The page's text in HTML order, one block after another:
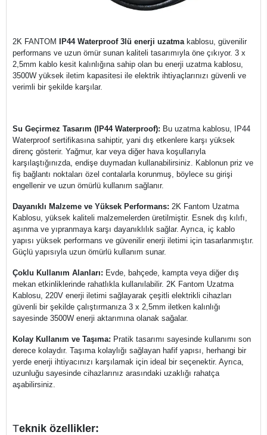
2K FANTOM IP44 Waterproof 3lü enerji uzatmakablosu, güvenilir
performans ve uzun ömür sunan kaliteli tasarımıyla öne çıkıyor. 3 x
2,5mm kablo kesit kalınlığına sahip olan bu enerji uzatma kablosu,
3500W yüksek iletim kapasitesi ile elektrik ihtiyaçlarınızı güvenli ve
verimli bir şekilde karşılar.
Su Geçirmez Tasarım (IP44 Waterproof): Bu uzatma kablosu, IP44
Waterproof sertifikasına sahiptir, yani dış etkenlere karşı yüksek
direnç gösterir. Yağmur, kar veya diğer hava koşullarıyla
karşılaştığınızda, endişe duymadan kullanabilirsiniz. Kablonun priz ve
fiş bağlantı noktaları özel contalarla korunmuş, böylece su girişi
engellenir ve uzun ömürlü kullanım sağlanır.
Dayanıklı Malzeme ve Yüksek Performans: 2K Fantom Uzatma
Kablosu, yüksek kaliteli malzemelerden üretilmiştir. Esnek dış kılıfı,
aşınma ve yıpranmaya karşı dayanıklılık sağlar. Ayrıca, iç kablo
yapısı yüksek performans ve güvenilir enerji iletimi için tasarlanmıştır.
Güçlü yapısıyla uzun ömürlü kullanım sunar.
Çoklu Kullanım Alanları: Evde, bahçede, kampta veya diğer dış
mekan etkinliklerinde rahatlıkla kullanılabilir. 2K Fantom Uzatma
Kablosu, 220V enerji iletimi sağlayarak çeşitli elektrikli cihazları
güvenli bir şekilde çalıştırmanıza 3 x 2,5mm iletken kalınlığı
sayesinde 3500W enerji aktarımına olanak sağalar.
Kolay Kullanım ve Taşıma: Pratik tasarımı sayesinde kullanımı son
derece kolaydır. Taşıma kolaylığı sağlayan hafif yapısı, herhangi bir
yerde enerji ihtiyacınızı karşılamak için ideal bir seçenektir. Ayrıca,
uzunluğu sayesinde cihazlarınız arasındaki uzaklığı rahatça
aşabilirsiniz.
Teknik özellikler: